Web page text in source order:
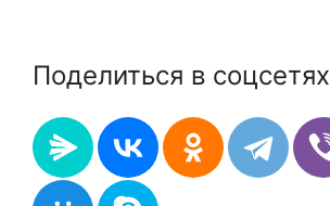
Поделиться в соцсетях